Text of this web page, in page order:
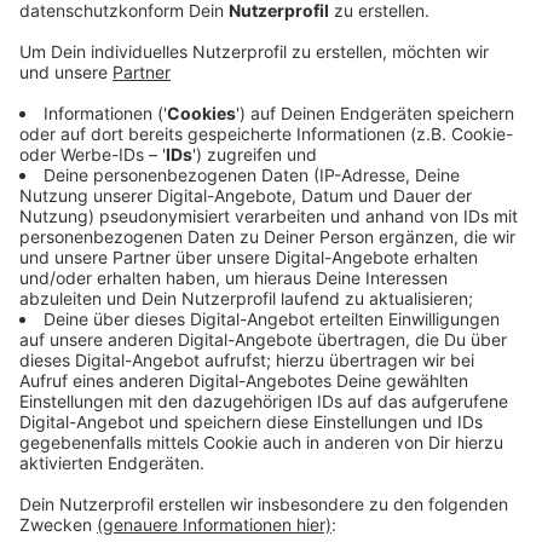
Ersthelfer und weitere Zeugen gesucht
Anzeige
Ein Busfahrer hatte den Jungen beim Abbiegen
übersehen. Der Schüler wollte gerade über einen
Zebrastreifen gehen. Die Polizei sucht jetzt Ersthelfer
und weitere mögliche Zeugen. Sie sollen sich bitte bei
der Verkehrspolizei in Ahaus unter dieser Nummer
melden: 02561 9260.
Anzeige